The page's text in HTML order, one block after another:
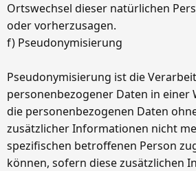
Ortswechsel dieser natürlichen
oder vorherzusagen.
f) Pseudonymisierung
Pseudonymisierung ist die
personenbezogener Daten in einer
die personenbezogenen Daten
zusätzlicher Informationen nicht
spezifischen betroffenen Person
können, sofern diese zusätzlichen